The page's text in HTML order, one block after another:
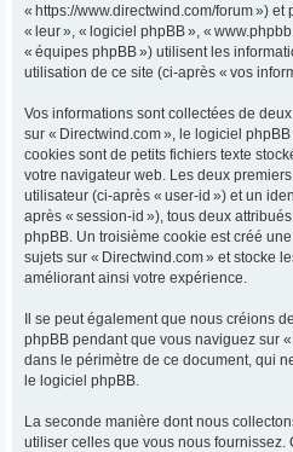
« https://www.directwind.com/forum ») et
« leur », « logiciel phpBB », «
« équipes phpBB ») utilisent les
utilisation de ce site (ci-après « vos
Vos informations sont collectées de
sur « Directwind.com », le logiciel
cookies sont de petits fichiers texte
votre navigateur web. Les deux
utilisateur (ci-après « user-id ») et un
après « session-id »), tous deux
phpBB. Un troisième cookie est créé
sujets sur « Directwind.com » et stocke
améliorant ainsi votre expérience.
Il se peut également que nous créions
phpBB pendant que vous naviguez sur
dans le périmètre de ce document, qui
le logiciel phpBB.
La seconde manière dont nous
utiliser celles que vous nous fournissez.